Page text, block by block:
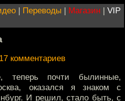
| Переводы | Магазин | VIP
комментариев
теперь почти былинные,
оказался я знаком с
И решил, стало быть, с